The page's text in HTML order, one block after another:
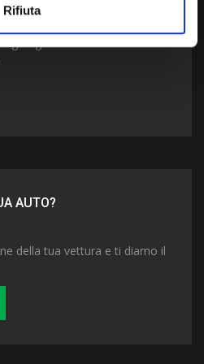
Rifiuta
garage. Troverai nuovi
AUTO?
della tua vettura e ti diamo il